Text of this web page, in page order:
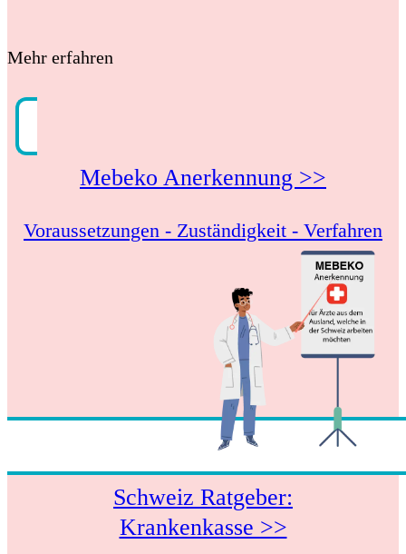
Mehr erfahren
Mebeko Anerkennung >>
Voraussetzungen - Zuständigkeit - Verfahren
Schweiz Ratgeber:
Krankenkasse >>